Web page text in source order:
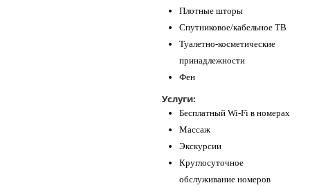
Плотные шторы
Спутниковое/кабельное ТВ
Туалетно-косметические
принадлежности
Фен
Услуги:
Бесплатный Wi-Fi в номерах
Массаж
Экскурсии
Круглосуточное
обслуживание номеров